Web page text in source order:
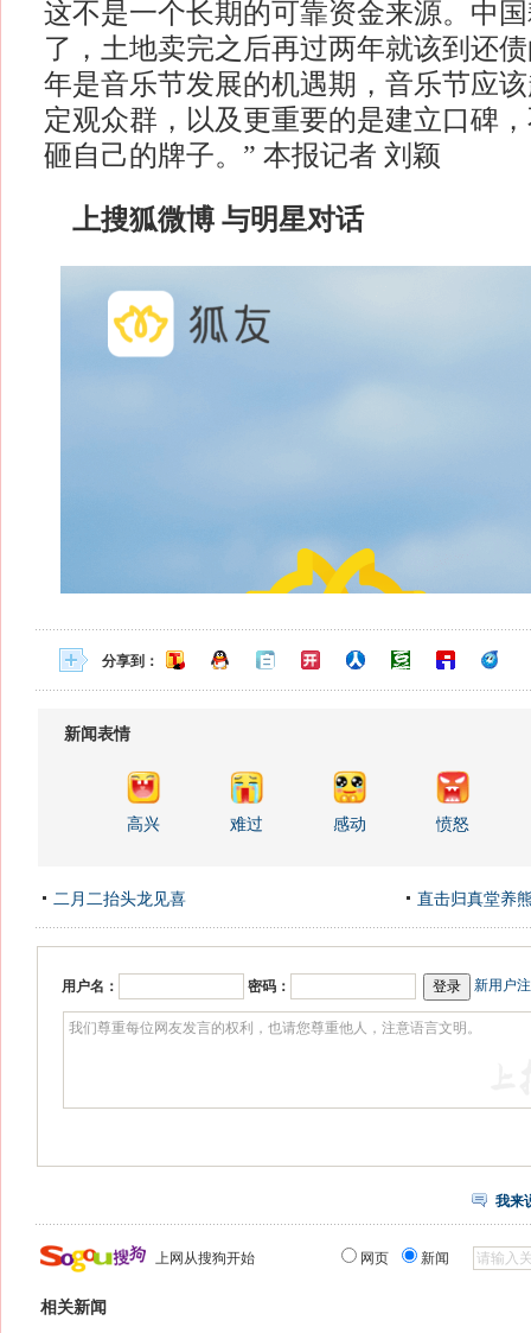
这不是一个长期的可靠资金来源。中
了，土地卖完之后再过两年就该到还
年是音乐节发展的机遇期，音乐节应
定观众群，以及更重要的是建立口碑
砸自己的牌子。” 本报记者 刘颖
上搜狐微博 与明星对话
分享到：
新闻表情
高兴 难过 感动 愤怒
二月二抬头龙见喜 直击归真堂养
用户名： 密码： 新用户
我来
上网从搜狗开始 网页 新闻
相关新闻